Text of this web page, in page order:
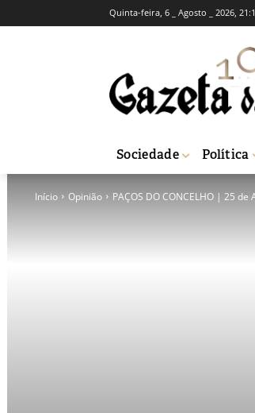
Quinta-feira, 6 _ Agosto _ 2026,
Sociedade Política
Início Opinião PAÇOS DO CONCELHO | 25 de